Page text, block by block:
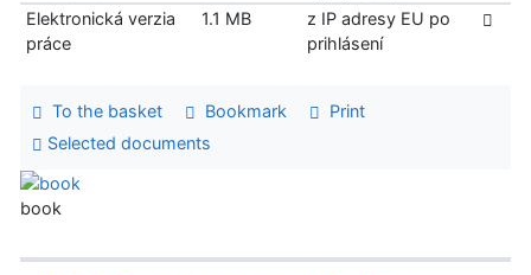
Elektronická verzia
práce
1.1 MB
z IP adresy EU po
prihlásení
To the basket Bookmark
Print
Selected documents
book